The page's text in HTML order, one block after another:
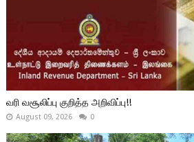
வரி வசூலிப்பு குறித்த அறிவிப்பு!!
August 09, 2026 0